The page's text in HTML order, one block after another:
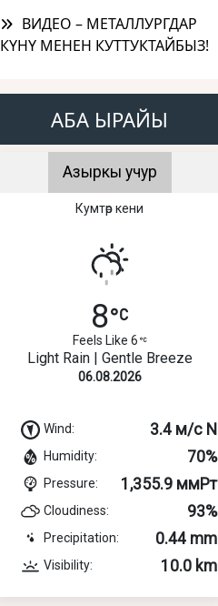
ВИДЕО – МЕТАЛЛУРГДАР
КҮНҮ МЕНЕН КУТТУКТАЙБЫЗ!
АБА ЫРАЙЫ
Азыркы учур
Кумтөр кени
8
Feels Like 6
Light Rain | Gentle Breeze
06.08.2026
Wind: 3.4 м/с N
Humidity: 70%
Pressure: 1,355.9 ммРт
Cloudiness: 93%
Precipitation: 0.44 mm
Visibility: 10.0 km